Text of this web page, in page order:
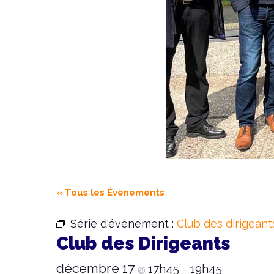
« Tous les Évènements
Série d'événement : Club des
Club des Dirigeants
décembre 17 @ 17h45 – 19h45